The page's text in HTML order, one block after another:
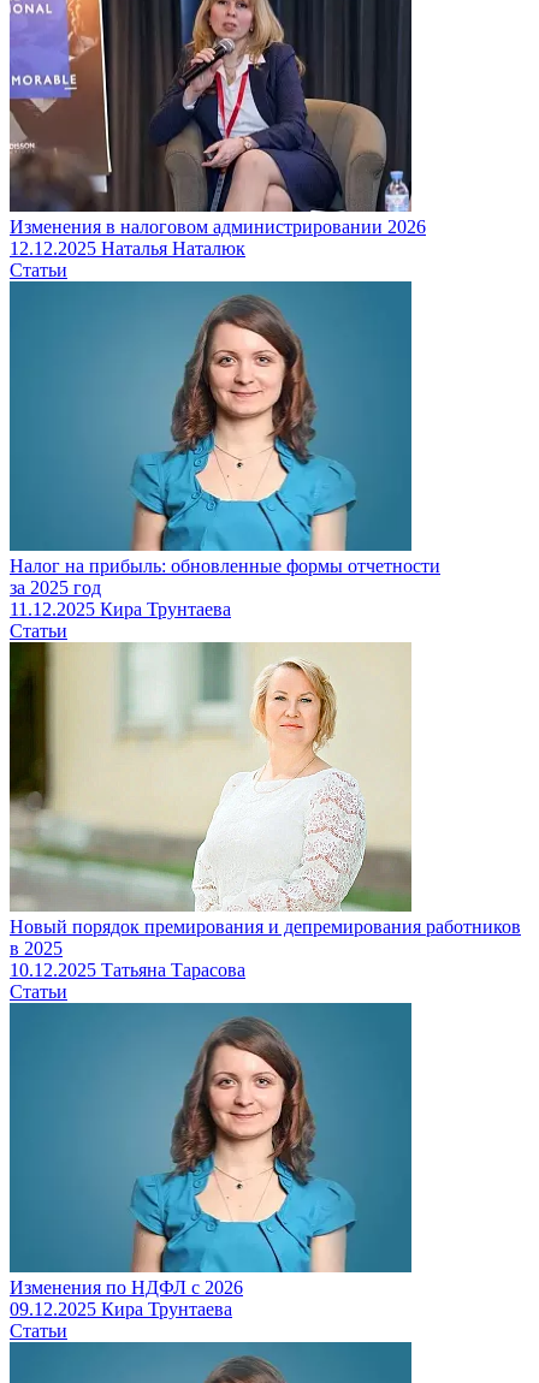
Изменения в налоговом администрировании 2026
12.12.2025 Наталья Наталюк
Статьи
Налог на прибыль: обновленные формы отчетности
за 2025 год
11.12.2025 Кира Трунтаева
Статьи
Новый порядок премирования и депремирования работников
в 2025
10.12.2025 Татьяна Тарасова
Статьи
Изменения по НДФЛ с 2026
09.12.2025 Кира Трунтаева
Статьи